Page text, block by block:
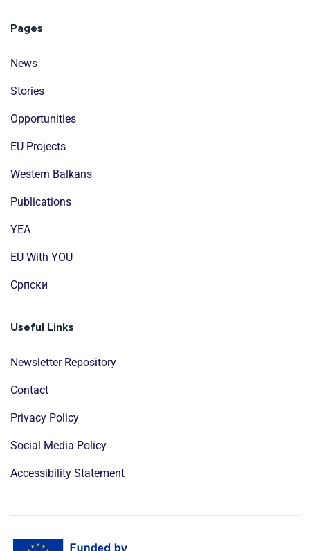
Pages
News
Stories
Opportunities
EU Projects
Western Balkans
Publications
YEA
EU With YOU
Cрпски
Useful Links
Newsletter Repository
Contact
Privacy Policy
Social Media Policy
Accessibility Statement